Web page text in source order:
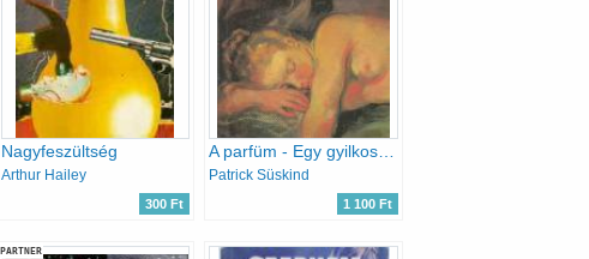
Nagyfeszültség
Arthur Hailey
300 Ft
Patrick Süskind
1 100 Ft
PARTNER